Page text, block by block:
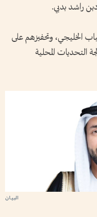
الخليجي، وتحفيزهم على
التحديات المحلية
البيان